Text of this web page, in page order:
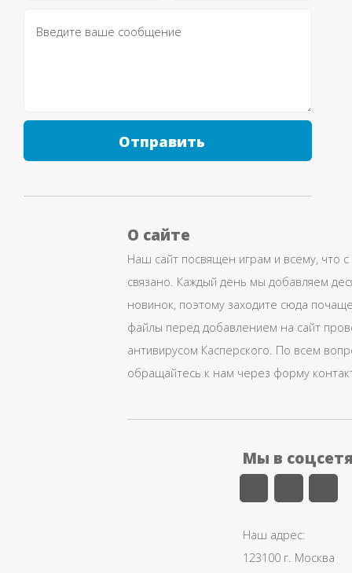
Отправить
О сайте
Наш сайт посвящен играм и всему, что
связано. Каждый день мы добавляем
новинок, поэтому заходите сюда
файлы перед добавлением на сайт
антивирусом Касперского. По всем
обращайтесь к нам через форму
Мы в
Наш адрес:
123100 г. Москва